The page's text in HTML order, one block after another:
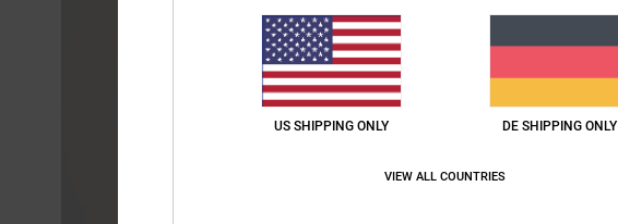
US SHIPPING ONLY DE SHIPPING ONLY
VIEW ALL COUNTRIES